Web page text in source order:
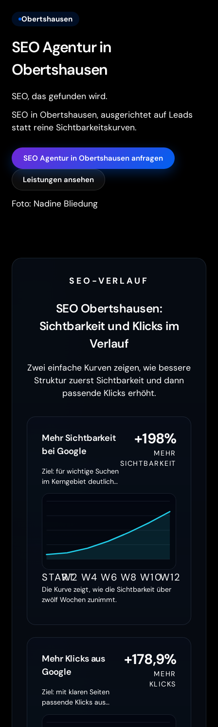
Obertshausen
SEO Agentur in
Obertshausen
SEO, das gefunden wird.
SEO in Obertshausen, ausgerichtet auf Leads
statt reine Sichtbarkeitskurven.
SEO Agentur in Obertshausen anfragen
Leistungen ansehen
Foto: Nadine Bliedung
SEO-VERLAUF
SEO Obertshausen:
Sichtbarkeit und Klicks im
Verlauf
Zwei einfache Kurven zeigen, wie bessere
Struktur zuerst Sichtbarkeit und dann
passende Klicks erhöht.
Mehr Sichtbarkeit
bei Google
Ziel: für wichtige Suchen
im Kerngebiet deutlich
öfter erscheinen
+198%
MEHR
SICHTBARKEIT
START
W2 W4 W6 W8 W10W12
Die Kurve zeigt, wie die Sichtbarkeit über
zwölf Wochen zunimmt.
Mehr Klicks aus
Google
Ziel: mit klaren Seiten
passende Klicks aus
+178,9%
MEHR
KLICKS